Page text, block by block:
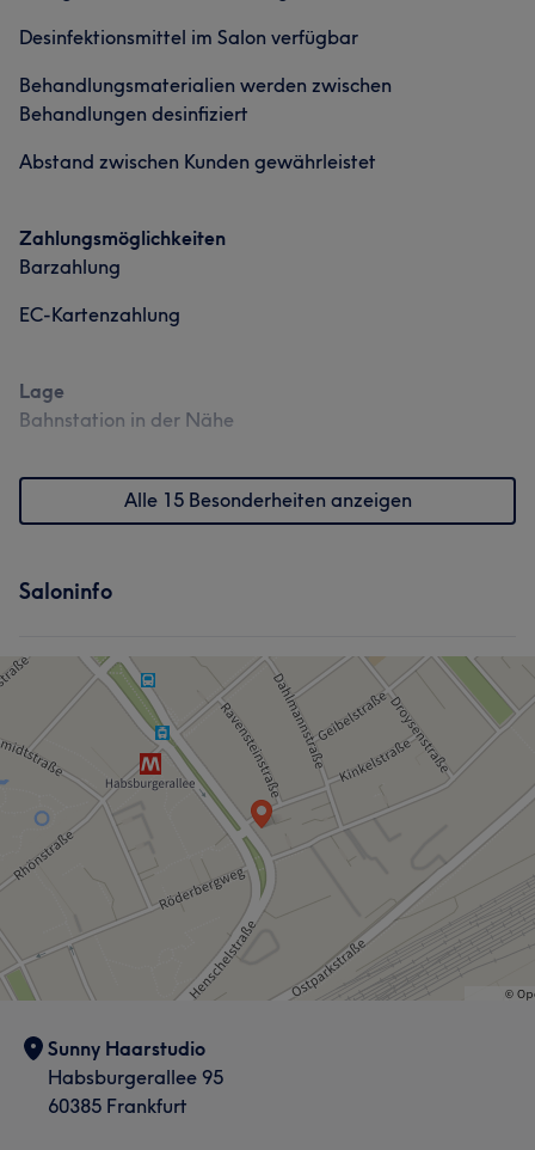
Desinfektionsmittel im Salon verfügbar
Behandlungsmaterialien werden zwischen
Behandlungen desinfiziert
Abstand zwischen Kunden gewährleistet
Zahlungsmöglichkeiten
Barzahlung
EC-Kartenzahlung
Lage
Bahnstation in der Nähe
Alle 15 Besonderheiten anzeigen
Saloninfo
Sunny Haarstudio
Habsburgerallee 95
60385 Frankfurt